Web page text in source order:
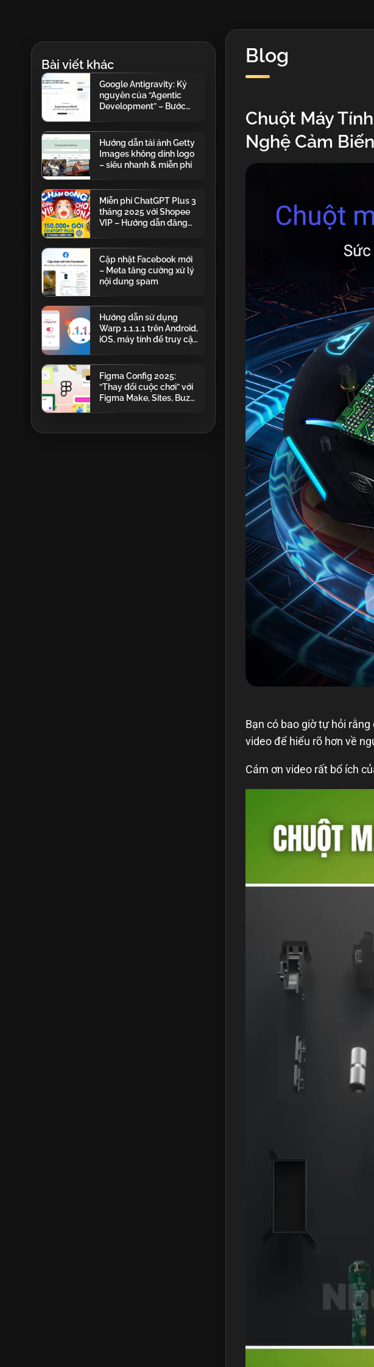
Bài viết khác
Google Antigravity: Kỷ
nguyên của “Agentic
Development” – Bước
Hướng dẫn tải ảnh Getty
Images không dính logo
– siêu nhanh & miễn phí
Miễn phí ChatGPT Plus 3
tháng 2025 với Shopee
VIP – Hướng dẫn đăng
Cập nhật Facebook mới
– Meta tăng cường xử lý
nội dung spam
Hướng dẫn sử dụng
Warp 1.1.1.1 trên Android,
iOS, máy tính để truy cập
Figma Config 2025:
“Thay đổi cuộc chơi” với
Figma Make, Sites, Buzz,
Blog
Chuột Máy
Nghệ Cảm
Bạn có bao giờ tự hỏi
video để hiểu rõ hơn về
Cám ơn video rất bổ ích